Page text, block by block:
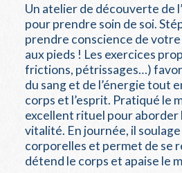
Un atelier de découverte de
pour prendre soin de soi.
prendre conscience de
aux pieds ! Les exercices
frictions, pétrissages…)
du sang et de l’énergie tout
corps et l’esprit. Pratiqué le
excellent rituel pour aborder
vitalité. En journée, il
corporelles et permet de se
détend le corps et apaise le